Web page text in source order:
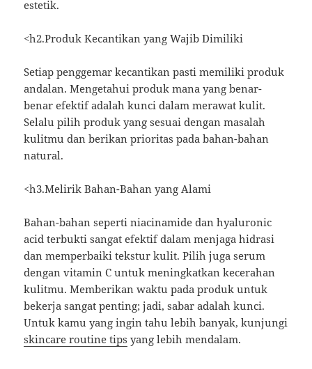
estetik.
<h2.Produk Kecantikan yang Wajib Dimiliki
Setiap penggemar kecantikan pasti memiliki produk
andalan. Mengetahui produk mana yang benar-
benar efektif adalah kunci dalam merawat kulit.
Selalu pilih produk yang sesuai dengan masalah
kulitmu dan berikan prioritas pada bahan-bahan
natural.
<h3.Melirik Bahan-Bahan yang Alami
Bahan-bahan seperti niacinamide dan hyaluronic
acid terbukti sangat efektif dalam menjaga hidrasi
dan memperbaiki tekstur kulit. Pilih juga serum
dengan vitamin C untuk meningkatkan kecerahan
kulitmu. Memberikan waktu pada produk untuk
bekerja sangat penting; jadi, sabar adalah kunci.
Untuk kamu yang ingin tahu lebih banyak, kunjungi
skincare routine tips yang lebih mendalam.